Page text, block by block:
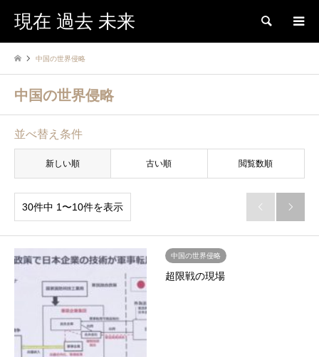
現在 過去 未来 検索
中国の世界侵略
中国の世界侵略
並べ替え条件
新しい順 古い順 閲覧数順
30件中 1〜10件を表示  
中国の世界侵略
超限戦の現場